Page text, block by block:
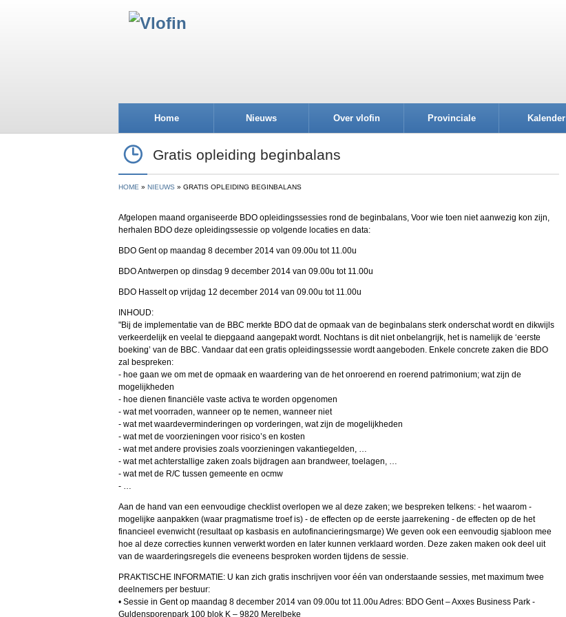
Home Nieuws Over vlofin Provinciale Kalender
Gratis opleiding beginbalans
HOME NIEUWS GRATIS OPLEIDING BEGINBALANS
Afgelopen maand organiseerde BDO opleidingssessies rond de beginbalans, Voor wie toen niet aanwezig kon zijn,
herhalen BDO deze opleidingssessie op volgende locaties en data:
BDO Gent op maandag 8 december 2014 van 09.00u tot 11.00u
BDO Antwerpen op dinsdag 9 december 2014 van 09.00u tot 11.00u
BDO Hasselt op vrijdag 12 december 2014 van 09.00u tot 11.00u
INHOUD:
"Bij de implementatie van de BBC merkte BDO dat de opmaak van de beginbalans sterk onderschat wordt en dikwijls
verkeerdelijk en veelal te diepgaand aangepakt wordt. Nochtans is dit niet onbelangrijk, het is namelijk de ‘eerste
boeking’ van de BBC. Vandaar dat een gratis opleidingssessie wordt aangeboden. Enkele concrete zaken die BDO
zal bespreken:
- hoe gaan we om met de opmaak en waardering van de het onroerend en roerend patrimonium; wat zijn de
mogelijkheden
- hoe dienen financiële vaste activa te worden opgenomen
- wat met voorraden, wanneer op te nemen, wanneer niet
- wat met waardeverminderingen op vorderingen, wat zijn de mogelijkheden
- wat met de voorzieningen voor risico’s en kosten
- wat met andere provisies zoals voorzieningen vakantiegelden, …
- wat met achterstallige zaken zoals bijdragen aan brandweer, toelagen, …
- wat met de R/C tussen gemeente en ocmw
- …
Aan de hand van een eenvoudige checklist overlopen we al deze zaken; we bespreken telkens: - het waarom -
mogelijke aanpakken (waar pragmatisme troef is) - de effecten op de eerste jaarrekening - de effecten op de het
financieel evenwicht (resultaat op kasbasis en autofinancieringsmarge) We geven ook een eenvoudig sjabloon mee
hoe al deze correcties kunnen verwerkt worden en later kunnen verklaard worden. Deze zaken maken ook deel uit
van de waarderingsregels die eveneens besproken worden tijdens de sessie.
PRAKTISCHE INFORMATIE: U kan zich gratis inschrijven voor één van onderstaande sessies, met maximum twee
deelnemers per bestuur:
• Sessie in Gent op maandag 8 december 2014 van 09.00u tot 11.00u Adres: BDO Gent – Axxes Business Park -
Guldensporenpark 100 blok K – 9820 Merelbeke